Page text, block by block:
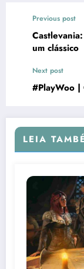
Previous post
um clássico
Next post
#PlayWoo |
LEIA